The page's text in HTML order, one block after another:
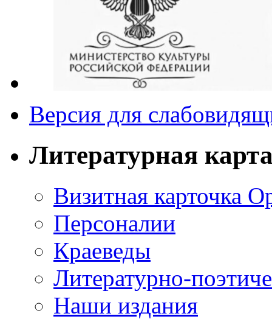
Версия для
Литературная
Визитная карточка
Персоналии
Краеведы
Литературно-
Наши издания